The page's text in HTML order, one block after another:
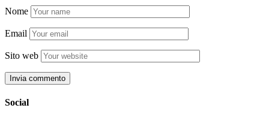
Nome
Email
Sito web
Social